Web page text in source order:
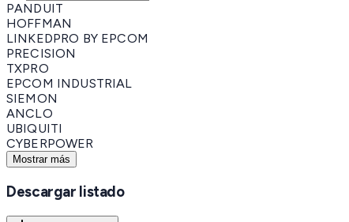
PANDUIT
HOFFMAN
LINKEDPRO BY EPCOM
PRECISION
TXPRO
EPCOM INDUSTRIAL
SIEMON
ANCLO
UBIQUITI
CYBERPOWER
Mostrar más
Descargar listado